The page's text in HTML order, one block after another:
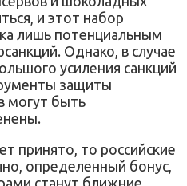
и этот набор
лишь потенциальным
Однако, в случае
усиления санкций
защиты
могут быть
принято, то российские
определенный бонус,
станут ближние